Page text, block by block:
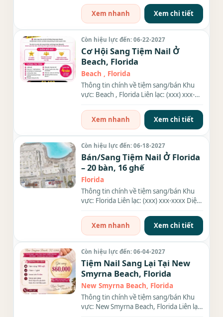
Xem nhanh
Xem chi tiết
Còn hiệu lực đến: 06-22-2027
Cơ Hội Sang Tiệm Nail Ở
Beach, Florida
Beach , Florida
Thông tin chính về tiệm sang/bán Khu
vực: Beach , Florida Liên lạc: (xxx) xxx-
Xem nhanh
Xem chi tiết
Còn hiệu lực đến: 06-18-2027
Bán/Sang Tiệm Nail Ở Florida
– 20 bàn, 16 ghế
Florida
Thông tin chính về tiệm sang/bán Khu
vực: Florida Liên lạc: (xxx) xxx-xxxx Diện
Xem nhanh
Xem chi tiết
Còn hiệu lực đến: 06-04-2027
Tiệm Nail Sang Lại Tại New
Smyrna Beach, Florida
New Smyrna Beach, Florida
Thông tin chính về tiệm sang/bán Khu
vực: New Smyrna Beach, Florida Liên lạc: